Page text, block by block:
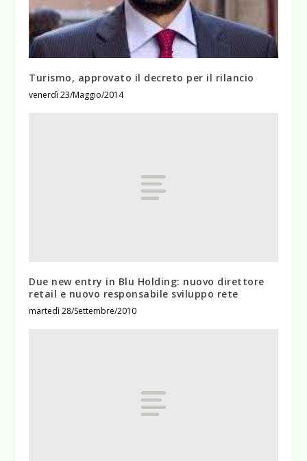
Turismo, approvato il decreto per il rilancio
venerdì 23/Maggio/2014
Due new entry in Blu Holding: nuovo direttore
retail e nuovo responsabile sviluppo rete
martedì 28/Settembre/2010